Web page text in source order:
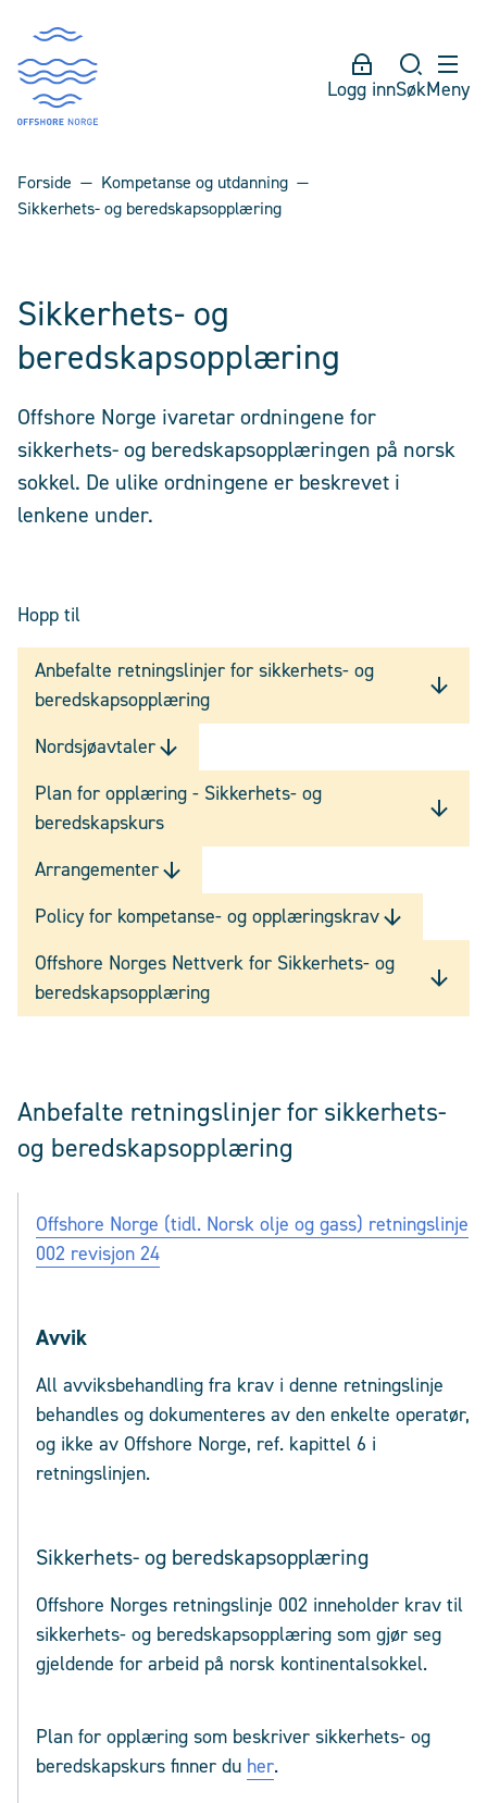
Logg innSøkMeny
Forside
Kompetanse og utdanning
Sikkerhets- og beredskapsopplæring
Sikkerhets- og
beredskapsopplæring
Offshore Norge ivaretar ordningene for
sikkerhets- og beredskapsopplæringen på norsk
sokkel. De ulike ordningene er beskrevet i
lenkene under.
Hopp til
Anbefalte retningslinjer for sikkerhets- og
beredskapsopplæring
Nordsjøavtaler
Plan for opplæring - Sikkerhets- og
beredskapskurs
Arrangementer
Policy for kompetanse- og opplæringskrav
Offshore Norges Nettverk for Sikkerhets- og
beredskapsopplæring
Anbefalte retningslinjer for sikkerhets-
og beredskapsopplæring
Offshore Norge (tidl. Norsk olje og gass) retningslinje
002 revisjon 24
Avvik
All avviksbehandling fra krav i denne retningslinje
behandles og dokumenteres av den enkelte operatør,
og ikke av Offshore Norge, ref. kapittel 6 i
retningslinjen.
Sikkerhets- og beredskapsopplæring
Offshore Norges retningslinje 002 inneholder krav til
sikkerhets- og beredskapsopplæring som gjør seg
gjeldende for arbeid på norsk kontinentalsokkel.
Plan for opplæring som beskriver sikkerhets- og
beredskapskurs finner du her.